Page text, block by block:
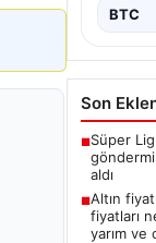
BTC
Son
■Süper
aldı
■Altın
fiyatları
yarım ve